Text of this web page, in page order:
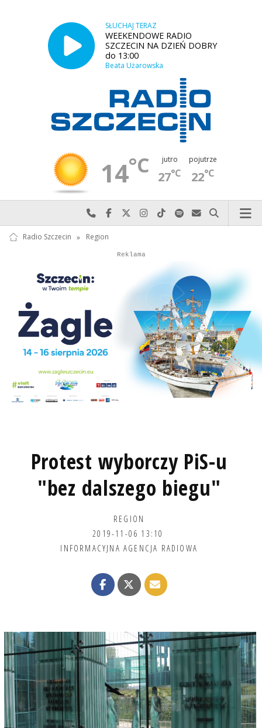
SŁUCHAJ TERAZ
WEEKENDOWE RADIO
SZCZECIN NA DZIEŃ DOBRY
do 13:00
Beata Użarowska
14°C jutro
27°C
pojutrze
22°C
Najlepiej po prostu do nas zadzwoń
Odwiedź nas na Facebook-u
Odwiedź nas na X
Odwiedź nas na Instagram-ie
Odwiedź nas na TikTok-u
Szukaj nas na Spotify
Wyślij do nas
Szukaj
Radio Szczecin » Region
Autopromocja
Reklama
Protest wyborczy PiS-u
"bez dalszego biegu"
REGION
2019-11-06 13:10
INFORMACYJNA AGENCJA RADIOWA